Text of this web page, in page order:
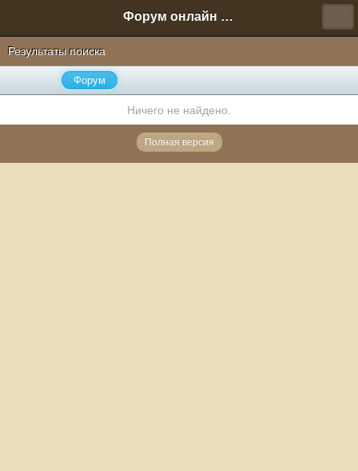
Форум онлайн игры "Новая Эра" (Нюра Биз)
Результаты поиска
Форум
Ничего не найдено.
Полная версия